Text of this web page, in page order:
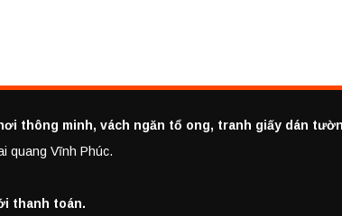
thông minh, vách ngăn tổ ong, tranh giấy dán
quang Vĩnh Phúc.
thanh toán.